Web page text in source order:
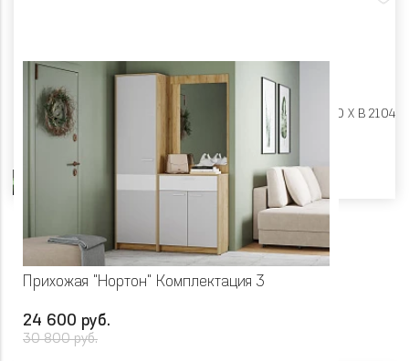
Размеры: Ш 2000 X Г 400 X В 2104
Прихожая "Нортон" Комплектация 3
24 600 руб.
30 800 руб.